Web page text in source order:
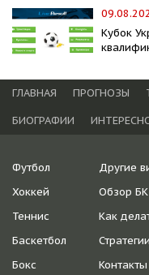
Кубок
ГЛАВНАЯ ПРОГНОЗЫ
БИОГРАФИИ
Футбол
Хоккей
Теннис
Баскетбол
Бокс
Другие
Обзор БК
Как
Контакты